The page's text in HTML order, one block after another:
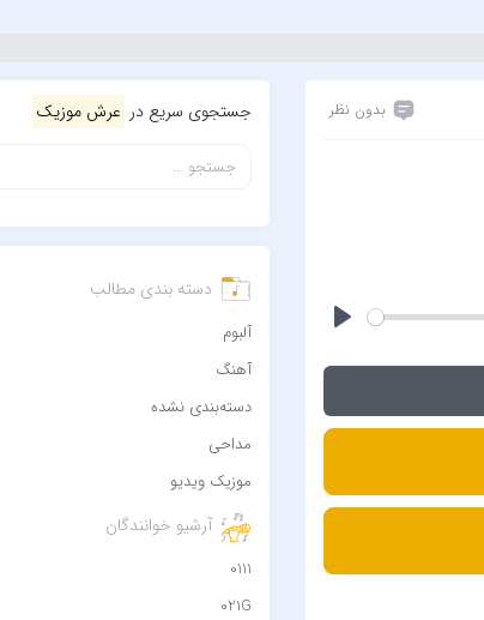
بدون نظر جستجوی سریع در عرش موزیک
دسته بندی مطالب
آلبوم
آهنگ
دسته‌بندی نشده
مداحی
موزیک ویدیو
آرشیو خوانندگان
0111
021G